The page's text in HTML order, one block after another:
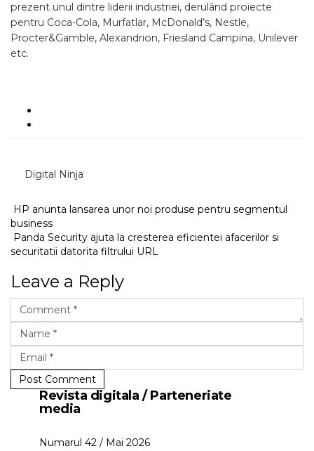
prezent unul dintre liderii industriei, derulând proiecte
pentru Coca-Cola, Murfatlar, McDonald’s, Nestle,
Procter&Gamble, Alexandrion, Friesland Campina, Unilever
etc.
Digital Ninja
HP anunta lansarea unor noi produse pentru segmentul
business
Panda Security ajuta la cresterea eficientei afacerilor si
securitatii datorita filtrului URL
Leave a Reply
Post Comment
Revista digitala / Parteneriate
media
Numarul 42 / Mai 2026